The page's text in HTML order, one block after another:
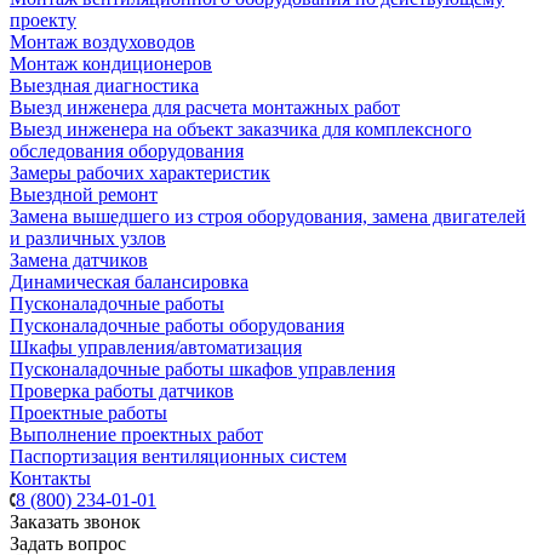
проекту
Монтаж воздуховодов
Монтаж кондиционеров
Выездная диагностика
Выезд инженера для расчета монтажных работ
Выезд инженера на объект заказчика для комплексного
обследования оборудования
Замеры рабочих характеристик
Выездной ремонт
Замена вышедшего из строя оборудования, замена двигателей
и различных узлов
Замена датчиков
Динамическая балансировка
Пусконаладочные работы
Пусконаладочные работы оборудования
Шкафы управления/автоматизация
Пусконаладочные работы шкафов управления
Проверка работы датчиков
Проектные работы
Выполнение проектных работ
Паспортизация вентиляционных систем
Контакты
8 (800) 234-01-01
Заказать звонок
Задать вопрос